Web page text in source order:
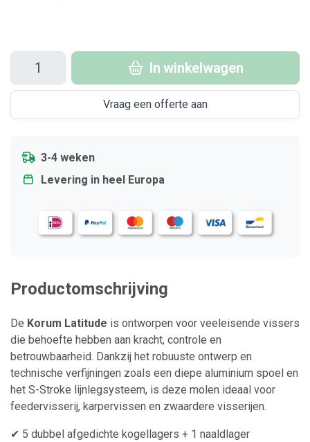
In winkelwagen
Vraag een offerte aan
3-4 weken
Levering in heel Europa
Productomschrijving
De Korum Latitude is ontworpen voor veeleisende vissers
die behoefte hebben aan kracht, controle en
betrouwbaarheid. Dankzij het robuuste ontwerp en
technische verfijningen zoals een diepe aluminium spoel en
het S-Stroke lijnlegsysteem, is deze molen ideaal voor
feedervisserij, karpervissen en zwaardere visserijen.
✔ 5 dubbel afgedichte kogellagers + 1 naaldlager